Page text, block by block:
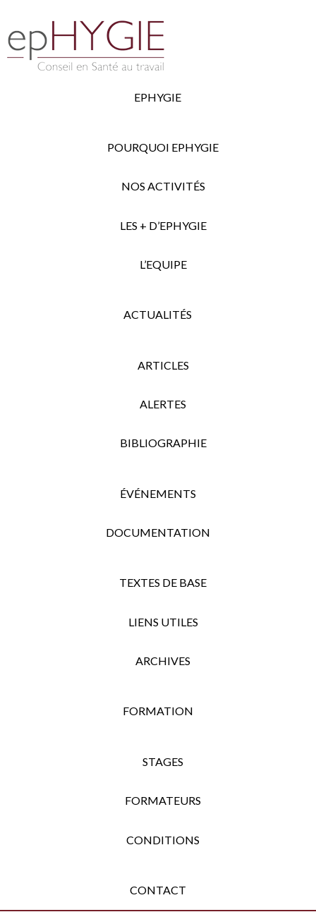
EPHYGIE
POURQUOI EPHYGIE
NOS ACTIVITÉS
LES + D’EPHYGIE
L’EQUIPE
ACTUALITÉS
ARTICLES
ALERTES
BIBLIOGRAPHIE
ÉVÉNEMENTS
DOCUMENTATION
TEXTES DE BASE
LIENS UTILES
ARCHIVES
FORMATION
STAGES
FORMATEURS
CONDITIONS
CONTACT